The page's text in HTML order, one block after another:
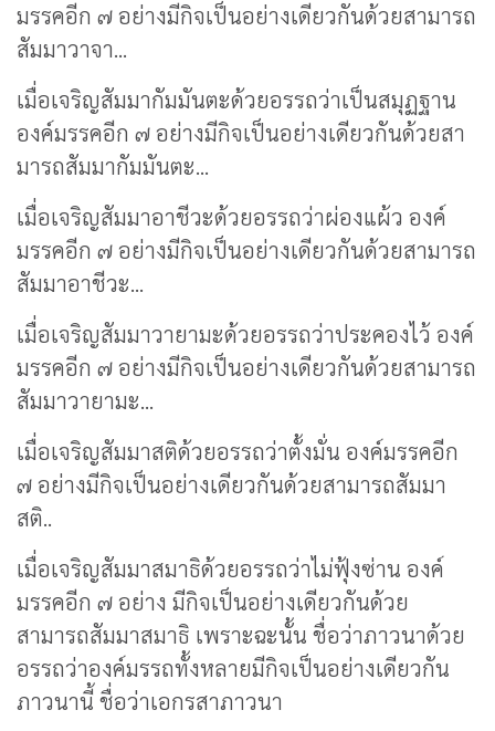
มรรคอีก ๗ อย่างมีกิจเป็นอย่างเดียวกันด้วยสามารถ
สัมมาวาจา...
เมื่อเจริญสัมมากัมมันตะด้วยอรรถว่าเป็นสมุฏฐาน
องค์มรรคอีก ๗ อย่างมีกิจเป็นอย่างเดียวกันด้วยสา
มารถสัมมากัมมันตะ...
เมื่อเจริญสัมมาอาชีวะด้วยอรรถว่าผ่องแผ้ว องค์
มรรคอีก ๗ อย่างมีกิจเป็นอย่างเดียวกันด้วยสามารถ
สัมมาอาชีวะ...
เมื่อเจริญสัมมาวายามะด้วยอรรถว่าประคองไว้ องค์
มรรคอีก ๗ อย่างมีกิจเป็นอย่างเดียวกันด้วยสามารถ
สัมมาวายามะ...
เมื่อเจริญสัมมาสติด้วยอรรถว่าตั้งมั่น องค์มรรคอีก
๗ อย่างมีกิจเป็นอย่างเดียวกันด้วยสามารถสัมมา
สติ..
เมื่อเจริญสัมมาสมาธิด้วยอรรถว่าไม่ฟุ้งซ่าน องค์
มรรคอีก ๗ อย่าง มีกิจเป็นอย่างเดียวกันด้วย
สามารถสัมมาสมาธิ เพราะฉะนั้น ชื่อว่าภาวนาด้วย
อรรถว่าองค์มรรถทั้งหลายมีกิจเป็นอย่างเดียวกัน
ภาวนานี้ ชื่อว่าเอกรสาภาวนา